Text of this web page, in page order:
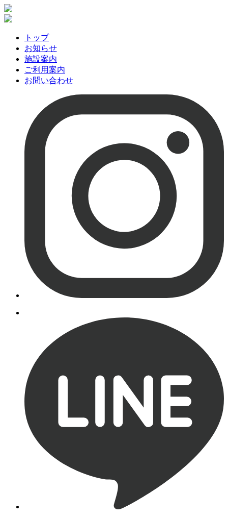
トップ
お知らせ
施設案内
ご利用案内
お問い合わせ